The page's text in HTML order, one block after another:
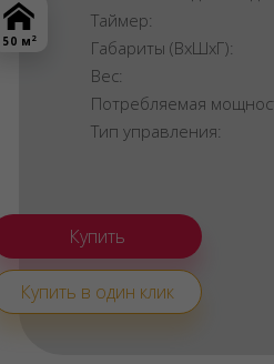
50 м 2
Таймер:
Габариты (ВхШхГ):
Вес:
Потребляемая
Тип управления:
Купить в один клик